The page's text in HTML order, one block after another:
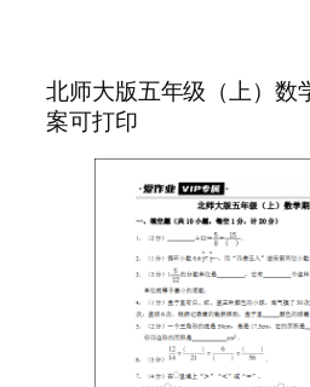
北师大版五年级（上）数
案可打印